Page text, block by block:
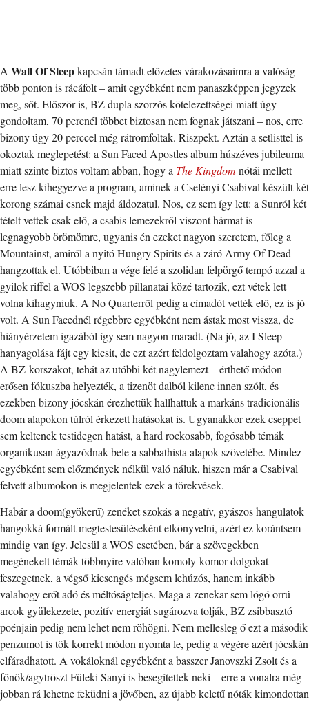
A Wall Of Sleepkapcsán támadt előzetes várakozásaimra a valóság
több ponton is rácáfolt – amit egyébként nem panaszképpen jegyzek
meg, sőt. Először is, BZ dupla szorzós kötelezettségei miatt úgy
gondoltam, 70 percnél többet biztosan nem fognak játszani – nos, erre
bizony úgy 20 perccel még rátromfoltak. Riszpekt. Aztán a setlisttel is
okoztak meglepetést: a Sun Faced Apostles album húszéves jubileuma
miatt szinte biztos voltam abban, hogy a The Kingdom nótái mellett
erre lesz kihegyezve a program, aminek a Cselényi Csabival készült két
korong számai esnek majd áldozatul. Nos, ez sem így lett: a Sunról két
tételt vettek csak elő, a csabis lemezekről viszont hármat is –
legnagyobb örömömre, ugyanis én ezeket nagyon szeretem, főleg a
Mountainst, amiről a nyitó Hungry Spirits és a záró Army Of Dead
hangzottak el. Utóbbiban a vége felé a szolidan felpörgő tempó azzal a
gyilok riffel a WOS legszebb pillanatai közé tartozik, ezt vétek lett
volna kihagyniuk. A No Quarterről pedig a címadót vették elő, ez is jó
volt. A Sun Facednél régebbre egyébként nem ástak most vissza, de
hiányérzetem igazából így sem nagyon maradt. (Na jó, az I Sleep
hanyagolása fájt egy kicsit, de ezt azért feldolgoztam valahogy azóta.)
A BZ-korszakot, tehát az utóbbi két nagylemezt – érthető módon –
erősen fókuszba helyezték, a tizenöt dalból kilenc innen szólt, és
ezekben bizony jócskán érezhettük-hallhattuk a markáns tradicionális
doom alapokon túlról érkezett hatásokat is. Ugyanakkor ezek cseppet
sem keltenek testidegen hatást, a hard rockosabb, fogósabb témák
organikusan ágyazódnak bele a sabbathista alapok szövetébe. Mindez
egyébként sem előzmények nélkül való náluk, hiszen már a Csabival
felvett albumokon is megjelentek ezek a törekvések.
Habár a doom(gyökerű) zenéket szokás a negatív, gyászos hangulatok
hangokká formált megtestesüléseként elkönyvelni, azért ez korántsem
mindig van így. Jelesül a WOS esetében, bár a szövegekben
megénekelt témák többnyire valóban komoly-komor dolgokat
feszegetnek, a végső kicsengés mégsem lehúzós, hanem inkább
valahogy erőt adó és méltóságteljes. Maga a zenekar sem lógó orrú
arcok gyülekezete, pozitív energiát sugározva tolják, BZ zsibbasztó
poénjain pedig nem lehet nem röhögni. Nem mellesleg ő ezt a második
penzumot is tök korrekt módon nyomta le, pedig a végére azért jócskán
elfáradhatott. A vokáloknál egyébként a basszer Janovszki Zsolt és a
főnök/agytröszt Füleki Sanyi is besegítettek neki – erre a vonalra még
jobban rá lehetne feküdni a jövőben, az újabb keletű nóták kimondottan